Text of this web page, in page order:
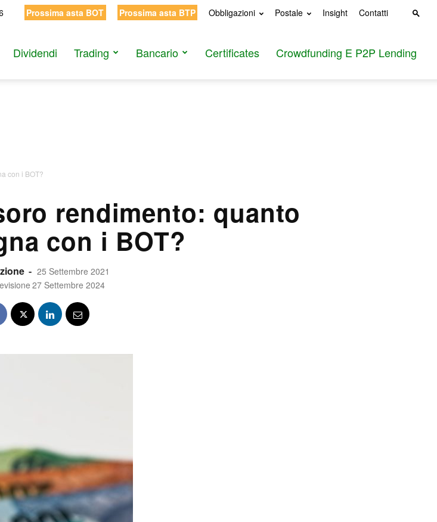
Prossima asta BOT Prossima asta BTP Obbligazioni Postale Insight Contatti
Dividendi Trading Bancario Certificates Crowdfunding E P2P Lending
con i BOT?
rendimento: quanto
con i BOT?
- 25 Settembre 2021
27 Settembre 2024